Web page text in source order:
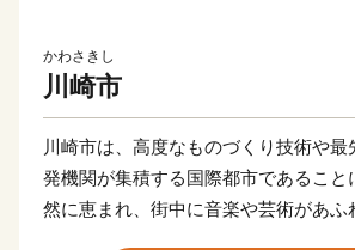
かわさきし
川崎市
川崎市は、高度なものづくり技術や最
発機関が集積する国際都市であること
然に恵まれ、街中に音楽や芸術があふ